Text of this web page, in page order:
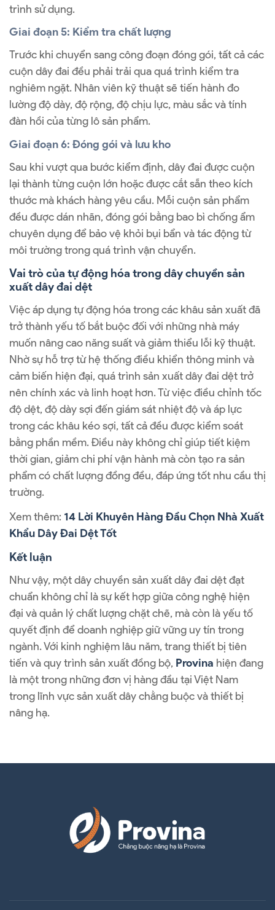
trình sử dụng.
Giai đoạn 5: Kiểm tra chất lượng
Trước khi chuyển sang công đoạn đóng gói, tất cả các
cuộn dây đai đều phải trải qua quá trình kiểm tra
nghiêm ngặt. Nhân viên kỹ thuật sẽ tiến hành đo
lường độ dày, độ rộng, độ chịu lực, màu sắc và tính
đàn hồi của từng lô sản phẩm.
Giai đoạn 6: Đóng gói và lưu kho
Sau khi vượt qua bước kiểm định, dây đai được cuộn
lại thành từng cuộn lớn hoặc được cắt sẵn theo kích
thước mà khách hàng yêu cầu. Mỗi cuộn sản phẩm
đều được dán nhãn, đóng gói bằng bao bì chống ẩm
chuyên dụng để bảo vệ khỏi bụi bẩn và tác động từ
môi trường trong quá trình vận chuyển.
Vai trò của tự động hóa trong dây chuyền sản
xuất dây đai dệt
Việc áp dụng tự động hóa trong các khâu sản xuất đã
trở thành yếu tố bắt buộc đối với những nhà máy
muốn nâng cao năng suất và giảm thiểu lỗi kỹ thuật.
Nhờ sự hỗ trợ từ hệ thống điều khiển thông minh và
cảm biến hiện đại, quá trình sản xuất dây đai dệt trở
nên chính xác và linh hoạt hơn. Từ việc điều chỉnh tốc
độ dệt, độ dày sợi đến giám sát nhiệt độ và áp lực
trong các khâu kéo sợi, tất cả đều được kiểm soát
bằng phần mềm. Điều này không chỉ giúp tiết kiệm
thời gian, giảm chi phí vận hành mà còn tạo ra sản
phẩm có chất lượng đồng đều, đáp ứng tốt nhu cầu thị
trường.
Xem thêm: 14 Lời Khuyên Hàng Đầu Chọn Nhà Xuất
Khẩu Dây Đai Dệt Tốt
Kết luận
Như vậy, một dây chuyền sản xuất dây đai dệt đạt
chuẩn không chỉ là sự kết hợp giữa công nghệ hiện
đại và quản lý chất lượng chặt chẽ, mà còn là yếu tố
quyết định để doanh nghiệp giữ vững uy tín trong
ngành. Với kinh nghiệm lâu năm, trang thiết bị tiên
tiến và quy trình sản xuất đồng bộ, Provina hiện đang
là một trong những đơn vị hàng đầu tại Việt Nam
trong lĩnh vực sản xuất dây chằng buộc và thiết bị
nâng hạ.